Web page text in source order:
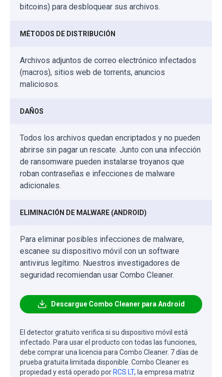
bitcoins) para desbloquear sus archivos.
MÉTODOS DE DISTRIBUCIÓN
Archivos adjuntos de correo electrónico infectados
(macros), sitios web de torrents, anuncios
maliciosos.
DAÑOS
Todos los archivos quedan encriptados y no pueden
abrirse sin pagar un rescate. Junto con una infección
de ransomware pueden instalarse troyanos que
roban contraseñas e infecciones de malware
adicionales.
ELIMINACIÓN DE MALWARE (ANDROID)
Para eliminar posibles infecciones de malware,
escanee su dispositivo móvil con un software
antivirus legítimo. Nuestros investigadores de
seguridad recomiendan usar Combo Cleaner.
Descargue Combo Cleaner para Android
El detector gratuito verifica si su dispositivo móvil está
infectado. Para usar el producto con todas las funciones,
debe comprar una licencia para Combo Cleaner. 7 días de
prueba gratuita limitada disponible. Combo Cleaner es
propiedad y está operado por RCS LT, la empresa matriz